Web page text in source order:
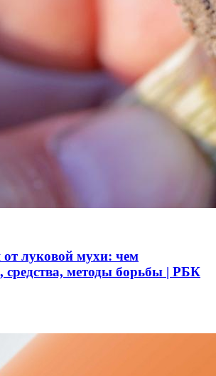
от луковой мухи: чем
средства, методы борьбы | РБК